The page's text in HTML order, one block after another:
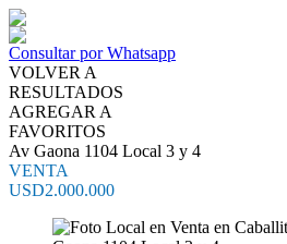
Consultar por Whatsapp
VOLVER A
RESULTADOS
AGREGAR A
FAVORITOS
Av Gaona 1104 Local 3 y 4
VENTA
USD2.000.000